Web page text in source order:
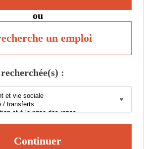
ou
un emploi
:
Continuer